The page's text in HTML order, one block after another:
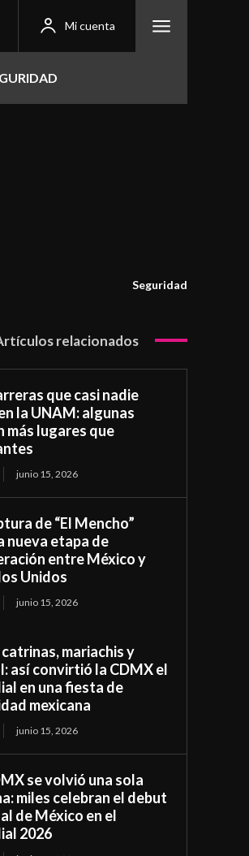
Mi cuenta
Seguridad
relacionados
que casi nadie
la UNAM: algunas
más lugares que
junio 15, 2026
de “El Mencho”
nueva etapa de
entre México y
Unidos
junio 15, 2026
mariachis y
así convirtió la CDMX el
en una fiesta de
mexicana
junio 15, 2026
se volvió una sola
miles celebran el debut
de México en el
2026